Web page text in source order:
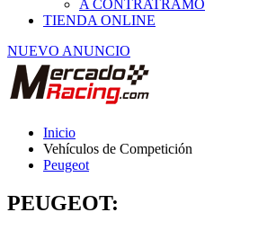
NUEVO ANUNCIO
Vehículos de Competición
Peugeot
PEUGEOT: